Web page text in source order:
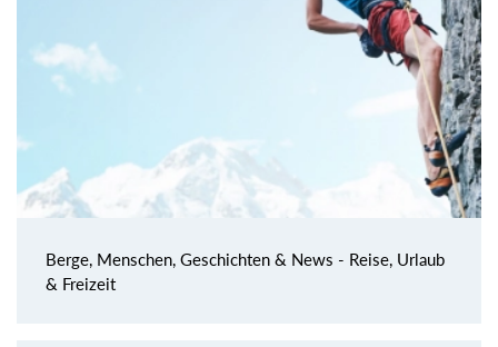
Berge, Menschen, Geschichten & News - Reise, Urlaub
& Freizeit